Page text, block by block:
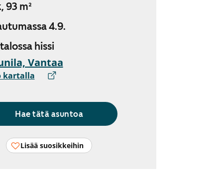
93 m²
4.9.
hissi
Vantaa
kartalla
Hae tätä asuntoa
Lisää suosikkeihin